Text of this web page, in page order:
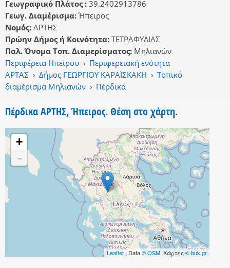
Γεωγραφικό Πλάτος : 39.2402913786
Γεωγ. Διαμέρισμα:Ήπειρος
Νομός: ΑΡΤΗΣ
Πρώην Δήμος ή Κοινότητα: ΤΕΤΡΑΦΥΛΙΑΣ
Παλ. Όνομα Τοπ. Διαμερίσματος: Μηλιανών
Περιφέρεια Ηπείρου › Περιφερειακή ενότητα
ΑΡΤΑΣ › Δήμος ΓΕΩΡΓΙΟΥ ΚΑΡΑΪΣΚΑΚΗ › Τοπικό
διαμέρισμα Μηλιανών › Πέρδικα
Πέρδικα ΑΡΤΗΣ, Ήπειρος. Θέση στο χάρτη.
+
-
Leaflet| Data© OSM, Χάρτες© buk.gr